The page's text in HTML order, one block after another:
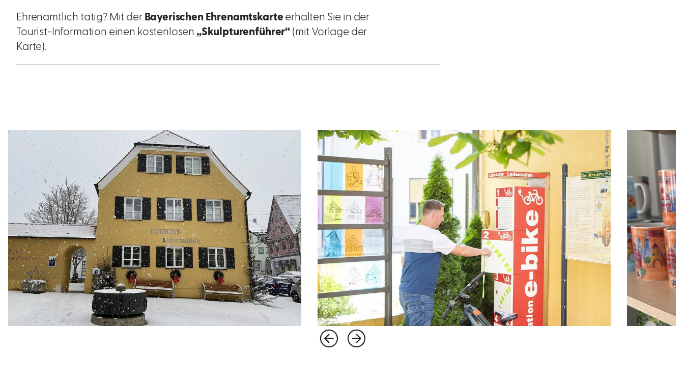
Ehrenamtlich tätig? Mit der Bayerischen Ehrenamtskarte erhalten Sie in der
Tourist-Information einen kostenlosen „Skulpturenführer“ (mit Vorlage der
Karte).